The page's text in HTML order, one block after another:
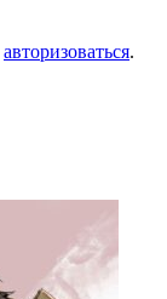
авторизоваться.